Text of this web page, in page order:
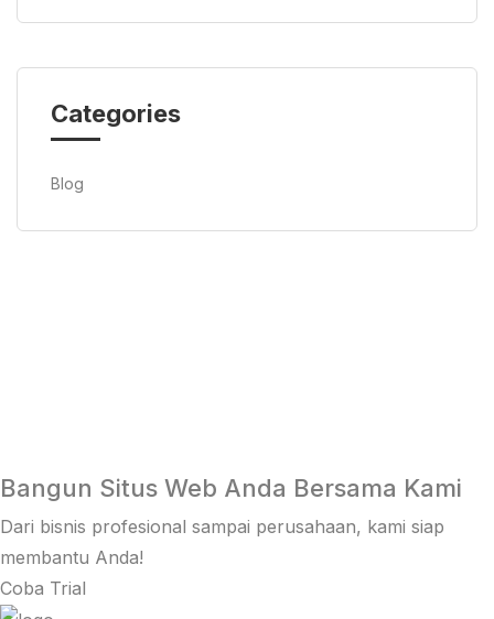
Categories
Blog
Bangun Situs Web Anda Bersama Kami
Dari bisnis profesional sampai perusahaan, kami siap
membantu Anda!
Coba Trial